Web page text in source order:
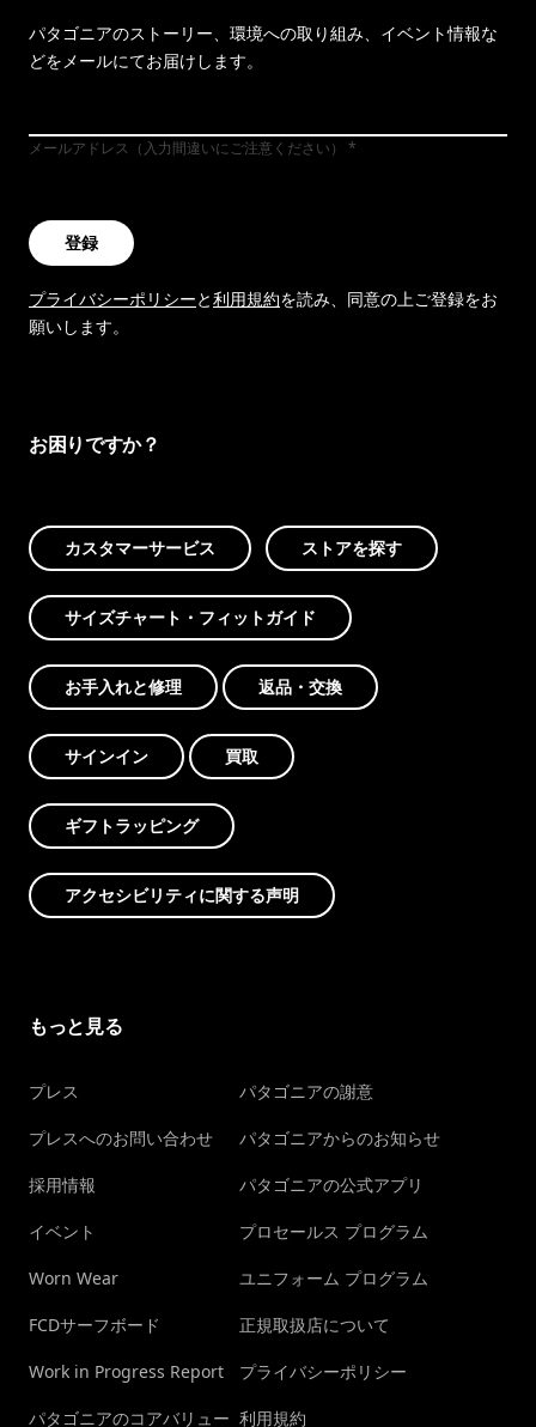
パタゴニアのストーリー、環境への取り組み、イベント情報な
どをメールにてお届けします。
メールアドレス（入力間違いにご注意ください）
登録
プライバシーポリシーと利用規約を読み、同意の上ご登録をお
願いします。
お困りですか？
カスタマーサービス ストアを探す
サイズチャート・フィットガイド
お手入れと修理 返品・交換
サインイン 買取
ギフトラッピング
アクセシビリティに関する声明
もっと見る
プレス
プレスへのお問い合わせ
採用情報
イベント
Worn Wear
FCDサーフボード
Work in Progress Report
パタゴニアのコアバリュー
パタゴニアの謝意
パタゴニアからのお知らせ
パタゴニアの公式アプリ
プロセールス プログラム
ユニフォーム プログラム
正規取扱店について
プライバシーポリシー
利用規約